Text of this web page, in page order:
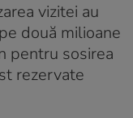
vizitei au
două milioane
pentru sosirea
rezervate